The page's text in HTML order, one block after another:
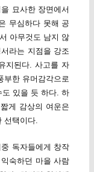
묘사한 장면에서
무심하다 못해 공
아무것도 남지 않
라는 지점을 강조
지된다. 사고를 자
부한 유머감각으로
도 있을 듯 하다. 하
게 감상의 여운은
선택이다.
독자들에게 창작
숙하던 마을 사람